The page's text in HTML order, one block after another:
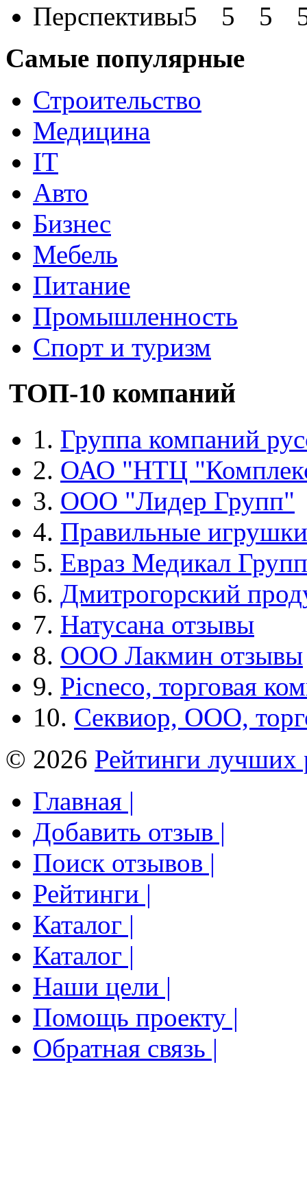
Перспективы
Самые популярные
Строительство
Медицина
IT
Авто
Бизнес
Мебель
Питание
Промышленность
Спорт и туризм
ТОП-10 компаний
1. Группа компаний
2. ОАО "НТЦ
3. ООО "Лидер Групп"
4. Правильные игрушки
5. Евраз Медикал Групп
6. Дмитрогорский
7. Натусана отзывы
8. ООО Лакмин отзывы
9. Picneco, торговая
10. Секвиор, ООО,
© 2026 Рейтинги лучших
Главная |
Добавить отзыв |
Поиск отзывов |
Рейтинги |
Каталог |
Каталог |
Наши цели |
Помощь проекту |
Обратная связь |